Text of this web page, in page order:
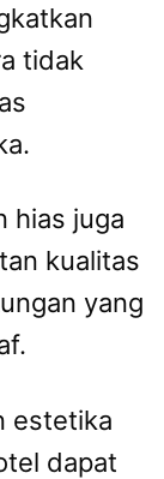
tidak
hias juga
kualitas
yang
estetika
dapat